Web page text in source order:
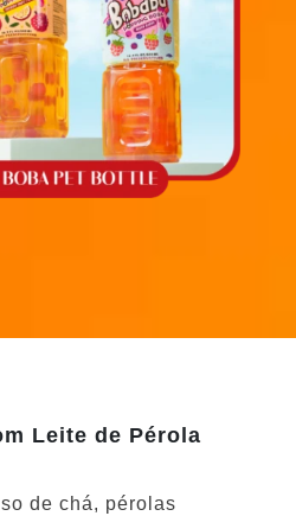
satisfatória a